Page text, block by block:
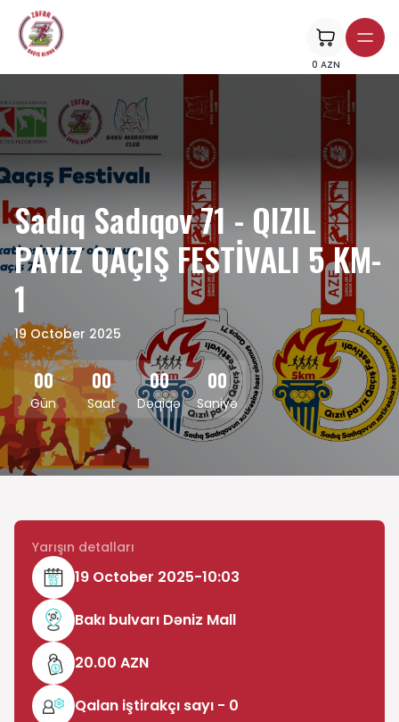
0 AZN
Sadıq Sadıqov 71 - QIZIL
PAYIZ QAÇIŞ FESTİVALI 5 KM-
1
19 October 2025
00
Gün
00
Saat
00
Dəqiqə
00
Saniyə
Yarışın detalları
19 October 2025-10:03
Bakı bulvarı Dəniz Mall
20.00 AZN
Qalan iştirakçı sayı - 0